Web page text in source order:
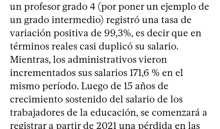
un profesor grado 4 (por poner un ejemplo de
un grado intermedio) registró una tasa de
variación positiva de 99,3%, es decir que en
términos reales casi duplicó su salario.
Mientras, los administrativos vieron
incrementados sus salarios 171,6 % en el
mismo período. Luego de 15 años de
crecimiento sostenido del salario de los
trabajadores de la educación, se comenzará a
registrar a partir de 2021 una pérdida en las